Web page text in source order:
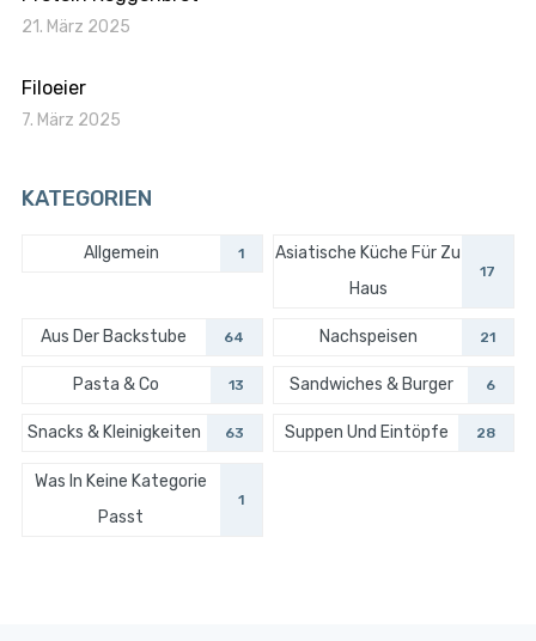
21. März 2025
Filoeier
7. März 2025
KATEGORIEN
Allgemein 1
Asiatische Küche Für Zu
Haus
17
Aus Der Backstube 64 Nachspeisen 21
Pasta & Co 13 Sandwiches & Burger 6
Snacks & Kleinigkeiten 63 Suppen Und Eintöpfe 28
Was In Keine Kategorie
Passt
1